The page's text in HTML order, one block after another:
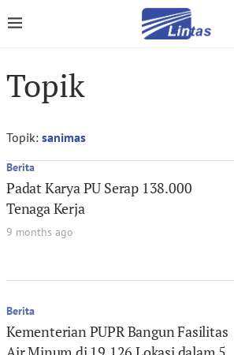
Topik
Topik: sanimas
Berita
Padat Karya PU Serap 138.000
Tenaga Kerja
9 months ago
Berita
Kementerian PUPR Bangun Fasilitas